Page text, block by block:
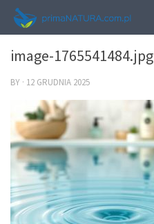
image-1765541484.jpg
BY · 12 GRUDNIA 2025